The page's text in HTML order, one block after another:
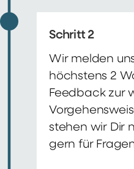
Schritt 2
Wir melden
höchstens 2
Feedback zur
stehen wir Dir
gern für